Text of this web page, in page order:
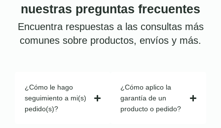
nuestras preguntas frecuentes
Encuentra respuestas a las consultas más
comunes sobre productos, envíos y más.
¿Cómo le hago
seguimiento a mi(s)
pedido(s)?
¿Cómo aplico la
garantía de un
producto o pedido?